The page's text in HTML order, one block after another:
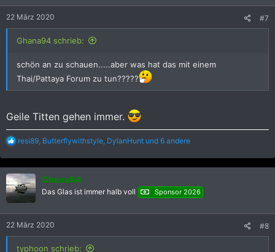
n
:
22 März 2020 #7
Ghana94 schrieb:
schön an zu schauen.....aber was hat das mit einem
Thai/Pattaya Forum zu tun?????
Geile Titten gehen immer.
R
a
k
t
i
n
:
resi89, Butterflywithstyle, DylanHunt und 6 andere
Ghana94
Das Glas ist immer halb voll Sponsor 2026
22 März 2020 #8
typhoon schrieb: